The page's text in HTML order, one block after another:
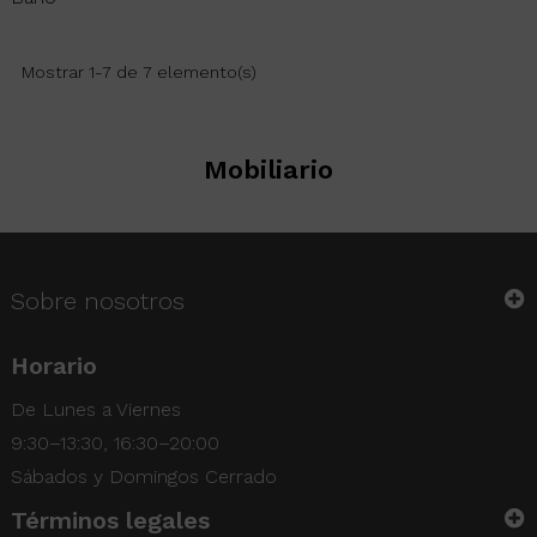
Mostrar 1-7 de 7 elemento(s)
Mobiliario
Sobre nosotros
Horario
De Lunes a Viernes
9:30–13:30, 16:30–20:00
Sábados y Domingos Cerrado
Términos legales